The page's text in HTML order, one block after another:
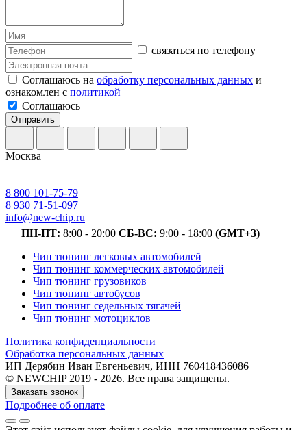
связаться по телефону
Соглашаюсь на обработку персональных данных и
ознакомлен с политикой
Соглашаюсь
Отправить
Москва
8 800 101-75-79
8 930 71-51-097
info@new-chip.ru
ПН-ПТ: 8:00 - 20:00 СБ-ВС: 9:00 - 18:00 (GMT+3)
Чип тюнинг легковых автомобилей
Чип тюнинг коммерческих автомобилей
Чип тюнинг грузовиков
Чип тюнинг автобусов
Чип тюнинг седельных тягачей
Чип тюнинг мотоциклов
Политика конфиденциальности
Обработка персональных данных
ИП Дерябин Иван Евгеньевич, ИНН 760418436086
© NEWCHIP 2019 - 2026. Все права защищены.
Заказать звонок
Подробнее об оплате